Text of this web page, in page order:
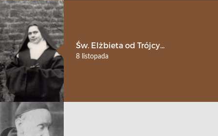
Św. Elżbieta od Trójcy...
8 listopada